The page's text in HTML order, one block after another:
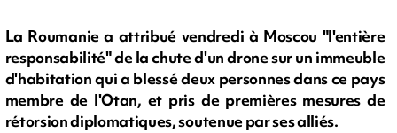
La Roumanie a attribué vendredi à Moscou "l'entière
responsabilité" de la chute d'un drone sur un immeuble
d'habitation qui a blessé deux personnes dans ce pays
membre de l'Otan, et pris de premières mesures de
rétorsion diplomatiques, soutenue par ses alliés.